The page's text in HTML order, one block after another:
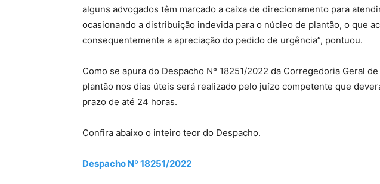
alguns advogados têm marcado a caixa de direcionamento para
ocasionando a distribuição indevida para o núcleo de plantão, o que
consequentemente a apreciação do pedido de urgência”, pontuou.
Como se apura do Despacho Nº 18251/2022 da Corregedoria Geral
plantão nos dias úteis será realizado pelo juízo competente que
prazo de até 24 horas.
Confira abaixo o inteiro teor do Despacho.
Despacho Nº 18251/2022